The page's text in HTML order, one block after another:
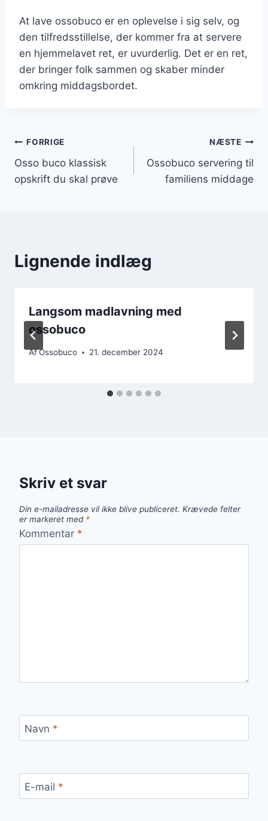
At lave ossobuco er en oplevelse i sig selv, og
den tilfredsstillelse, der kommer fra at servere
en hjemmelavet ret, er uvurderlig. Det er en ret,
der bringer folk sammen og skaber minder
omkring middagsbordet.
Indlægsnavigation
FORRIGE
Osso buco klassisk
opskrift du skal prøve
NÆSTE
Ossobuco servering til
familiens middage
Lignende indlæg
Langsom madlavning med
ossobuco
AfOssobuco 21. december 2024
Skriv et svar
Din e-mailadresse vil ikke blive publiceret. Krævede felter
er markeret med *
Kommentar *
Navn *
E-mail *